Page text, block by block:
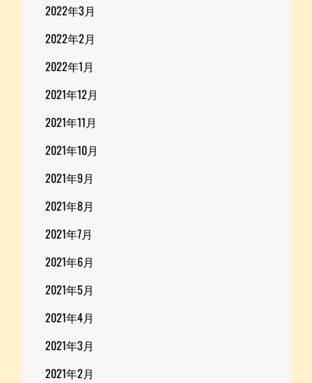
2022年3月
2022年2月
2022年1月
2021年12月
2021年11月
2021年10月
2021年9月
2021年8月
2021年7月
2021年6月
2021年5月
2021年4月
2021年3月
2021年2月